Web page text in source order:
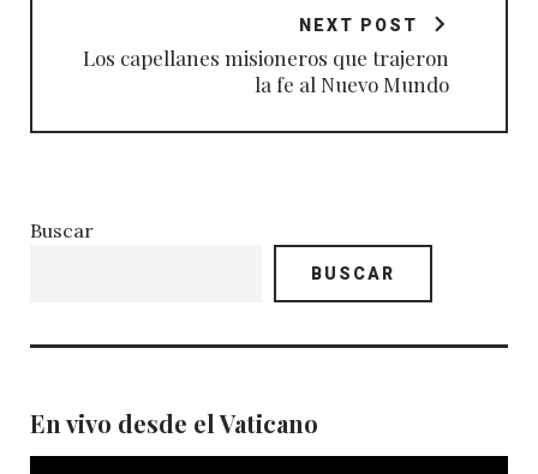
NEXT POST
Los capellanes misioneros que trajeron
la fe al Nuevo Mundo
Buscar
BUSCAR
En vivo desde el Vaticano